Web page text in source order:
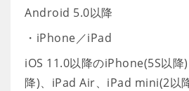
Android 5.0以降
・iPhone／iPad
iOS 11.0以降のiPhone(5S以降
降)、iPad Air、iPad mini(2以